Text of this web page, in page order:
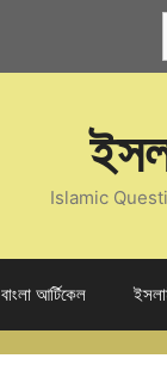
Islamic
বাংলা আর্টিকেল